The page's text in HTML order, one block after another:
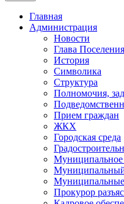
Главная
Администрация
Новости
Глава Поселения
История
Символика
Структура
Полномочия,
Прием граждан
ЖКХ
Городская среда
Муниципальные
Прокурор